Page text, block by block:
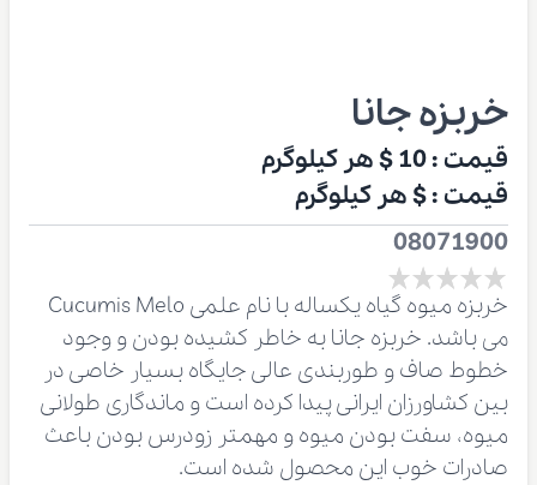
خربزه جانا
قیمت :
هر کیلوگرم
قیمت :$هر کیلوگرم
08071900
خربزه میوه گیاه یکساله با نام علمی Cucumis Melo
می باشد. خربزه جانا به خاطر کشیده بودن و وجود
خطوط صاف و طوربندی عالی جایگاه بسیار خاصی در
بین کشاورزان ایرانی پیدا کرده است و ماندگاری طولانی
میوه، سفت بودن میوه و مهمتر زودرس بودن باعث
صادرات خوب این محصول شده است.